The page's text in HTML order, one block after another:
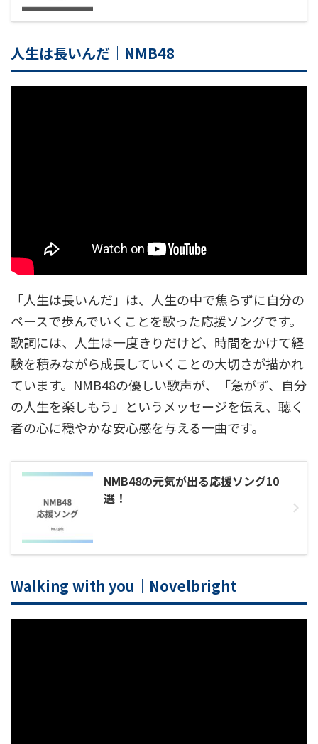
人生は長いんだ｜NMB48
「人生は長いんだ」は、人生の中で焦らずに自分の
ペースで歩んでいくことを歌った応援ソングです。
歌詞には、人生は一度きりだけど、時間をかけて経
験を積みながら成長していくことの大切さが描かれ
ています。NMB48の優しい歌声が、「急がず、自分
の人生を楽しもう」というメッセージを伝え、聴く
者の心に穏やかな安心感を与える一曲です。
NMB48の元気が出る応援ソング10
選！
Walking with you｜Novelbright